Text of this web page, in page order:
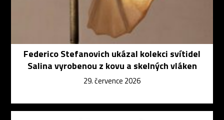
Federico Stefanovich ukázal kolekci svítidel
Salina vyrobenou z kovu a skelných vláken
29. července 2026